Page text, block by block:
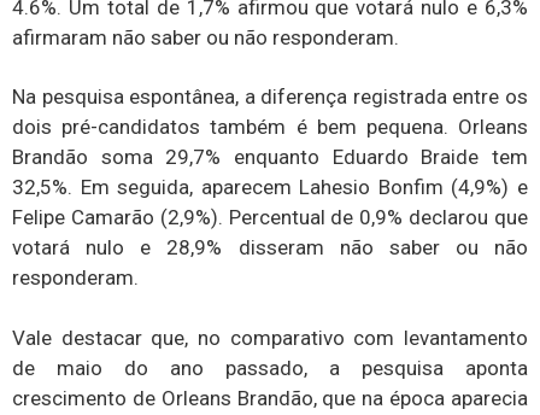
4.6%. Um total de 1,7% afirmou que votará nulo e 6,3%
afirmaram não saber ou não responderam.
Na pesquisa espontânea, a diferença registrada entre os
dois pré-candidatos também é bem pequena. Orleans
Brandão soma 29,7% enquanto Eduardo Braide tem
32,5%. Em seguida, aparecem Lahesio Bonfim (4,9%) e
Felipe Camarão (2,9%). Percentual de 0,9% declarou que
votará nulo e 28,9% disseram não saber ou não
responderam.
Vale destacar que, no comparativo com levantamento
de maio do ano passado, a pesquisa aponta
crescimento de Orleans Brandão, que na época aparecia